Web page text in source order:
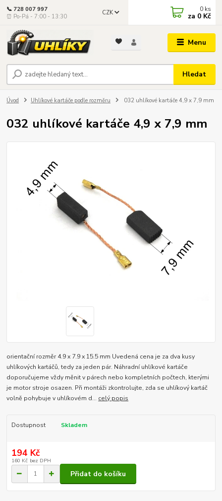
Menu
CZK
Hledat
📞 728 007 997
⏰ Po-Pá - 7:00 - 13:30
0 ks
za 0 Kč
Úvod Uhlíkové kartáče podle rozměru 032 uhlíkové kartáče 4,9 x 7,9 mm
032 uhlíkové kartáče 4,9 x 7,9 mm
orientační rozměr 4.9 x 7.9 x 15.5 mm Uvedená cena je za dva kusy
uhlíkových kartáčů, tedy za jeden pár. Náhradní uhlíkové kartáče
doporučujeme vždy měnit v párech nebo kompletních počtech, kterými
je motor stroje osazen. Při montáži zkontrolujte, zda se uhlíkový kartáč
volně pohybuje v uhlíkovém d... celý popis
Dostupnost Skladem
194 Kč
160 Kč bez DPH
Přidat do košíku